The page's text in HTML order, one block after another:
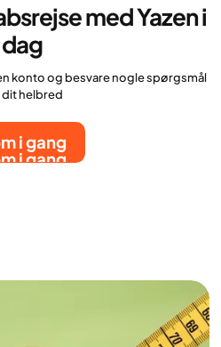
med Yazen i
dag
konto og besvare nogle spørgsmål
dit helbred
i gang
i gang